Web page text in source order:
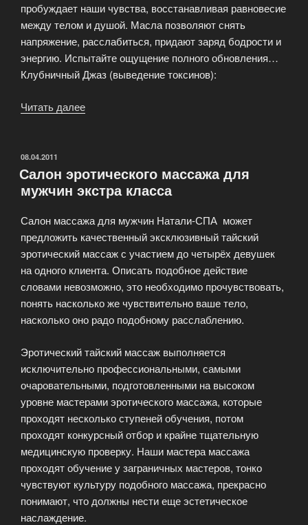
пробуждает наши чувства, восстанавливая равновесие
между телом и душой. Масла позволяют снять
напряжение, расслабиться, придают заряд бодрости и
энергию. Испытайте ощущение полного обновления…
Клубничный Джаз (выведение токсинов):
Читать далее
ОПУБЛИКОВАНО
08.04.2011
Салон эротического массажа для
мужчин экстра класса
Салон массажа для мужчин Натали-СПА может
предложить качественный эксклюзивный тайский
эротический массаж с участием до четырёх девушек
на одного клиента. Описать подобное действие
словами невозможно, это необходимо прочувствовать,
понять насколько же чувствительно ваше тело,
насколько оно радо подобному расслаблению.
Эротический тайский массаж выполняется
исключительно профессиональными, самыми
очаровательными, подготовленными на высоком
уровне мастерами эротического массажа, которые
проходят несколько ступеней обучения, потом
проходят конкурсный отбор и крайне тщательную
медицинскую проверку. Наши мастера массажа
проходят обучение у заграничных мастеров, тонко
чувствуют культуру подобного массажа, прекрасно
понимают, что должны нести еще эстетическое
наслаждение.